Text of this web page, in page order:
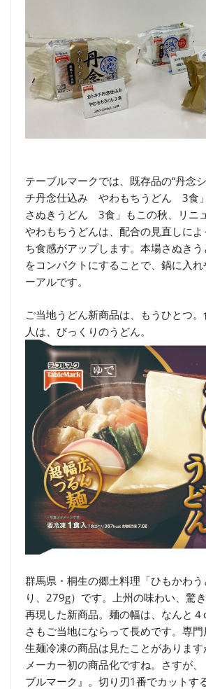
テーブルマークでは、既存品の“丹念
チ丹念仕込み やわもちうどん 3食
さぬきうどん 3食」もこの秋、リニ
やわもちうどんは、配合の見直しに
ち食感がアップします。本場さぬき
をコンパクトにすることで、鍋に入
ーアルです。
ご当地うどん新商品は、もうひとつ
人は、びっくりのうどん。
群馬県・桐生の郷土料理「ひもかわう
り、279g）です。上州の味わい、驚
再現した新商品。麺の幅は、なんと
さもご当地にならって長めです。専
生麺冷凍の商品は見たことがありま
メーカー初の商品化ですね。さすが
ブルマーク』。切り刃1番でカットす